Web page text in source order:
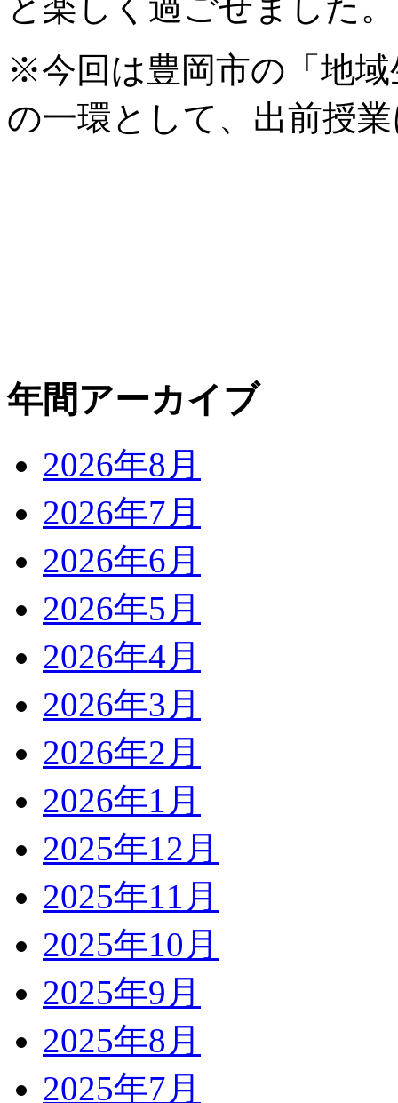
※今回は豊岡市の「地
の一環として、出前授
年間アーカイブ
2026年8月
2026年7月
2026年6月
2026年5月
2026年4月
2026年3月
2026年2月
2026年1月
2025年12月
2025年11月
2025年10月
2025年9月
2025年8月
2025年7月